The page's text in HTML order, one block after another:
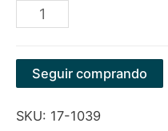
LIMA
SD
42-
1/8"
Seguir comprando
SKU: 17-1039